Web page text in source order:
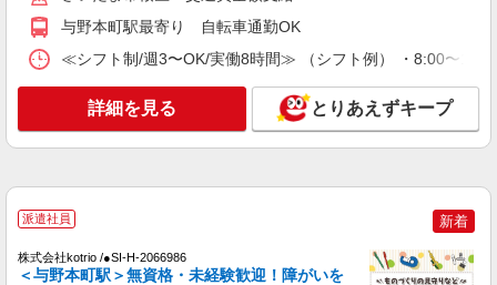
通費全支給(ガソリン代含む)＞
さいたま市桜区
キープ 詳細を見る
NEW
経験不問！ゼロからはじめる就労支援の正社
【正社員】月給240,000〜400,000円 ・基本
給：200,000円〜220,000円 ・資格手当：10,000〜
与野本町駅最寄り 自転車通勤OK
≪シフト制/週3〜OK/実働8時間≫ （シフト例） ・8:00〜
詳細を見る とりあえずキープ
派遣社員 新着
株式会社kotrio /●SI-H-2066986
＜与野本町駅＞無資格・未経験歓迎！障がいを